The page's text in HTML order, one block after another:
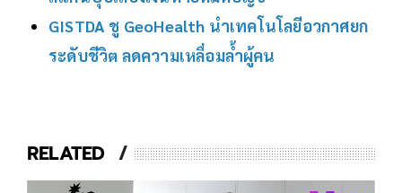
GISTDA ชู GeoHealth นำเทคโนโลยีอวกาศยก
ระดับชีวิต ลดความเหลื่อมล้ำผู้คน
RELATED